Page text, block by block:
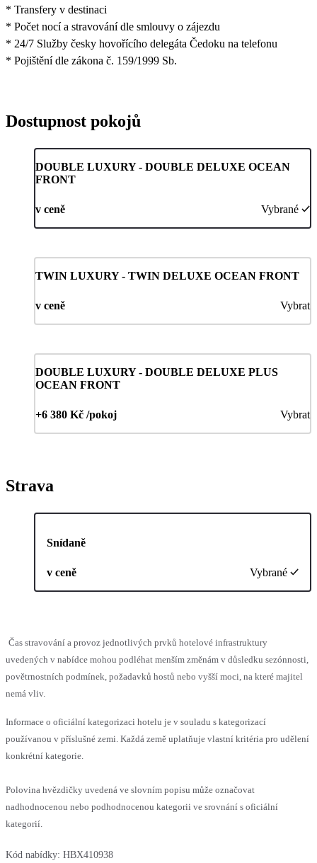
* Transfery v destinaci
* Počet nocí a stravování dle smlouvy o zájezdu
* 24/7 Služby česky hovořícího delegáta Čedoku na telefonu
* Pojištění dle zákona č. 159/1999 Sb.
Dostupnost pokojů
DOUBLE LUXURY - DOUBLE DELUXE OCEAN
FRONT
v ceně Vybrané
TWIN LUXURY - TWIN DELUXE OCEAN FRONT
v ceně Vybrat
DOUBLE LUXURY - DOUBLE DELUXE PLUS
OCEAN FRONT
+6 380 Kč /pokoj Vybrat
Strava
Snídaně
v ceně Vybrané
Čas stravování a provoz jednotlivých prvků hotelové infrastruktury
uvedených v nabídce mohou podléhat menším změnám v důsledku sezónnosti,
povětrnostních podmínek, požadavků hostů nebo vyšší moci, na které majitel
nemá vliv.
Informace o oficiální kategorizaci hotelu je v souladu s kategorizací
používanou v příslušné zemi. Každá země uplatňuje vlastní kritéria pro udělení
konkrétní kategorie.
Polovina hvězdičky uvedená ve slovním popisu může označovat
nadhodnocenou nebo podhodnocenou kategorii ve srovnání s oficiální
kategorií.
Kód nabídky: HBX410938